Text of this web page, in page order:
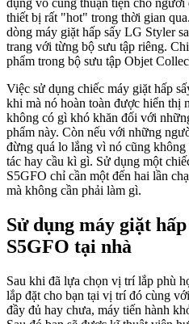
thiết bị rất "hot" trong thời gian
dòng máy giặt hấp sấy LG Styler
trang với từng bộ sưu tập riêng.
phẩm trong bộ sưu tập Objet
Việc sử dụng chiếc máy giặt hấp
khi mà nó hoàn toàn được hiển thị
không có gì khó khăn đối với
phẩm này. Còn nếu với những
đừng quá lo lắng vì nó cũng
tác hay cầu kì gì. Sử dụng một
S5GFO chỉ cần một đến hai lần
mà không cần phải làm gì.
Sử dụng máy giặt
S5GFO tại nhà
Sau khi đã lựa chọn vị trí lắp phù
lắp đặt cho bạn tại vị trí đó cùng
đầy đủ hay chưa, máy tiến hành